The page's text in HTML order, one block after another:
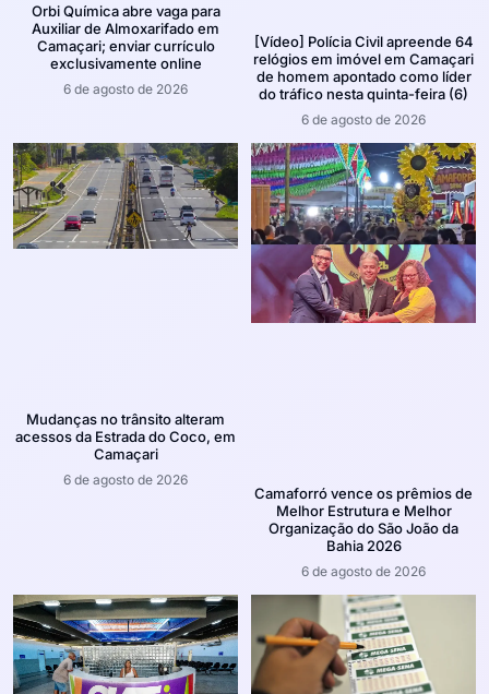
Orbi Química abre vaga para
Auxiliar de Almoxarifado em
Camaçari; enviar currículo
exclusivamente online
6 de agosto de 2026
[Vídeo] Polícia Civil apreende 64
relógios em imóvel em Camaçari
de homem apontado como líder
do tráfico nesta quinta-feira (6)
6 de agosto de 2026
Mudanças no trânsito alteram
acessos da Estrada do Coco, em
Camaçari
6 de agosto de 2026
Camaforró vence os prêmios de
Melhor Estrutura e Melhor
Organização do São João da
Bahia 2026
6 de agosto de 2026